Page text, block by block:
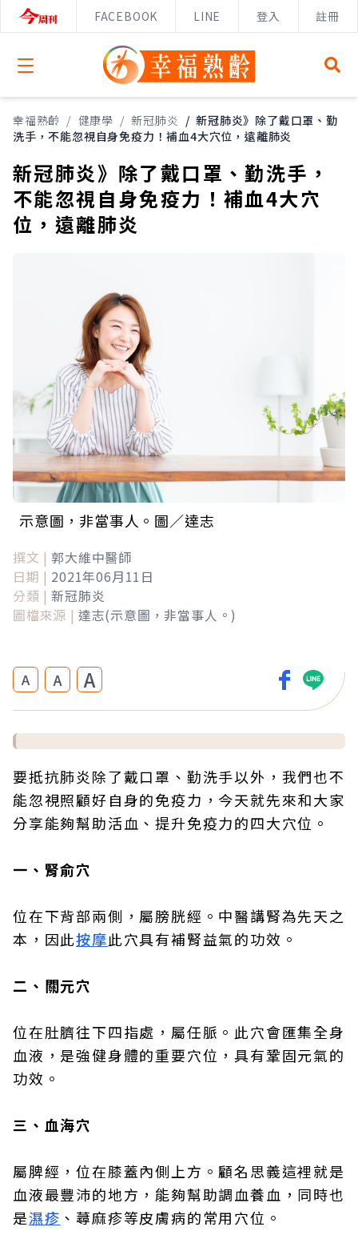
FACEBOOK LINE 登入 註冊
Open menu
幸福熟齡 / 健康學 / 新冠肺炎 / 新冠肺炎》除了戴口罩、勤
洗手，不能忽視自身免疫力！補血4大穴位，遠離肺炎
新冠肺炎》除了戴口罩、勤洗手，
不能忽視自身免疫力！補血4大穴
位，遠離肺炎
示意圖，非當事人。圖／達志
撰文 | 郭大維中醫師
日期 | 2021年06月11日
分類 | 新冠肺炎
圖檔來源 | 達志(示意圖，非當事人。)
A A A
要抵抗肺炎除了戴口罩、勤洗手以外，我們也不
能忽視照顧好自身的免疫力，今天就先來和大家
分享能夠幫助活血、提升免疫力的四大穴位。
一、腎俞穴
位在下背部兩側，屬膀胱經。中醫講腎為先天之
本，因此按摩此穴具有補腎益氣的功效。
二、關元穴
位在肚臍往下四指處，屬任脈。此穴會匯集全身
血液，是強健身體的重要穴位，具有鞏固元氣的
功效。
三、血海穴
屬脾經，位在膝蓋內側上方。顧名思義這裡就是
血液最豐沛的地方，能夠幫助調血養血，同時也
是濕疹 、蕁麻疹等皮膚病的常用穴位。